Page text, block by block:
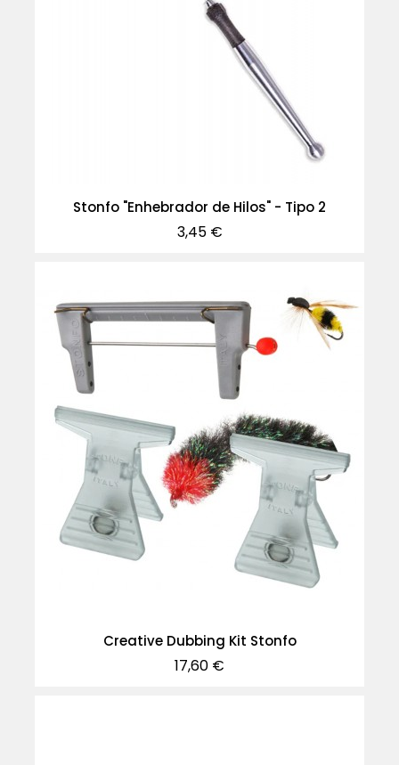
Stonfo "Enhebrador de Hilos" - Tipo 2
Precio
3,45 €
Creative Dubbing Kit Stonfo
Precio
17,60 €